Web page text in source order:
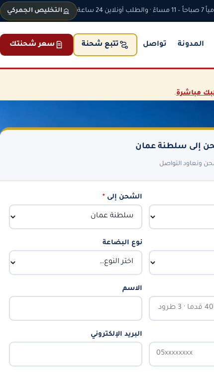
· والطلب أونلاين 24 ساعة التخليص الجمركي
المدونة تواصل تتبع شحنة سعر شحنتك
مباشرة.
إلى سلطنة عمان
ونعاود التواصل
الشحن إلى *
نوع البضاعة
الاسم
البريد الإلكتروني